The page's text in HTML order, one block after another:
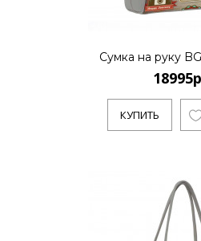
Сумка на руку
КУПИТЬ